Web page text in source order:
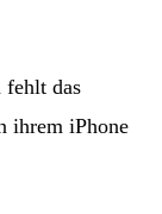
fehlt das
ihrem iPhone